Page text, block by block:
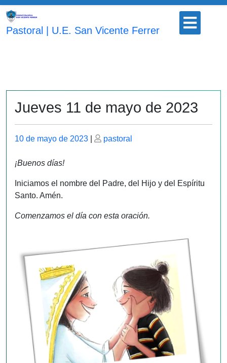
Saltar
contenido
Pastoral | U.E. San Vicente Ferrer
Botón
abrir
Jueves 11 de mayo de 2023
Publicado
10 de mayo de 2023
Publicado
pastoral
¡Buenos días!
Iniciamos el nombre del Padre, del Hijo y del Espíritu
Santo. Amén.
Comenzamos el día con esta oración.